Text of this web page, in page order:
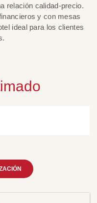
relación calidad-precio.
y con mesas
ideal para los clientes